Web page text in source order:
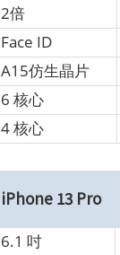
2倍
Face ID
A15仿生晶片
6 核心
4 核心
iPhone 13 Pro
6.1 吋